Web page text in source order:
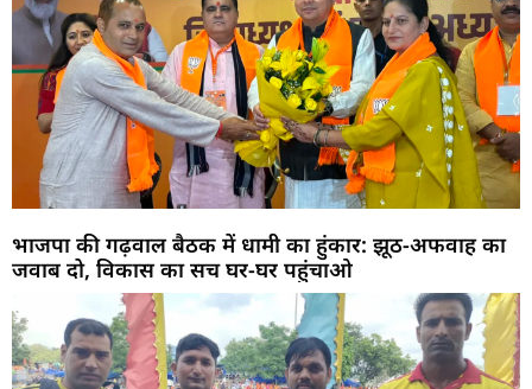
भाजपा की गढ़वाल बैठक में धामी का हुंकार: झूठ-अफवाह का
जवाब दो, विकास का सच घर-घर पहुंचाओ